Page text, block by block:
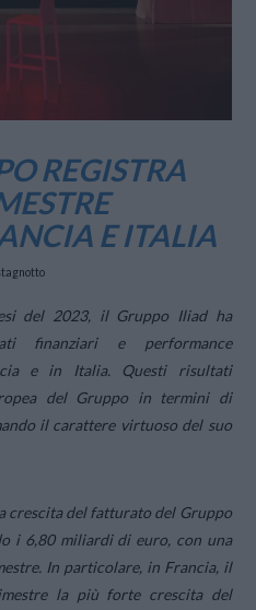
REGISTRA
E ITALIA
del 2023, il Gruppo Iliad ha
finanziari e performance
e in Italia. Questi risultati
del Gruppo in termini di
il carattere virtuoso del suo
crescita del fatturato del Gruppo
i 6,80 miliardi di euro, con una
In particolare, in Francia, il
la più forte crescita del